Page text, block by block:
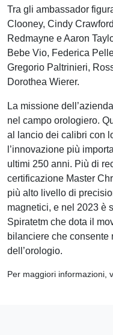
Tra gli ambassador
Clooney, Cindy
Redmayne e Aaron
Bebe Vio, Federica
Gregorio Paltrinieri,
Dorothea Wierer.
La missione
nel campo orologiero.
al lancio dei calibri con
l’innovazione più
ultimi 250 anni. Più di
certificazione Master
più alto livello di
magnetici, e nel 2023 è
Spiratetm che dota il
bilanciere che
dell’orologio.
Per maggiori informazioni,